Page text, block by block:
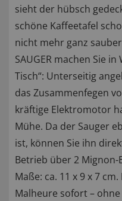
sieht der hübsch
schöne Kaffeetafel
nicht mehr ganz
SAUGER machen Sie
Tisch“: Unterseitig
das Zusammenfegen
kräftige Elektromotor
Mühe. Da der Sauger
ist, können Sie ihn
Betrieb über 2
Maße: ca. 11 x 9 x 7
Malheure sofort –